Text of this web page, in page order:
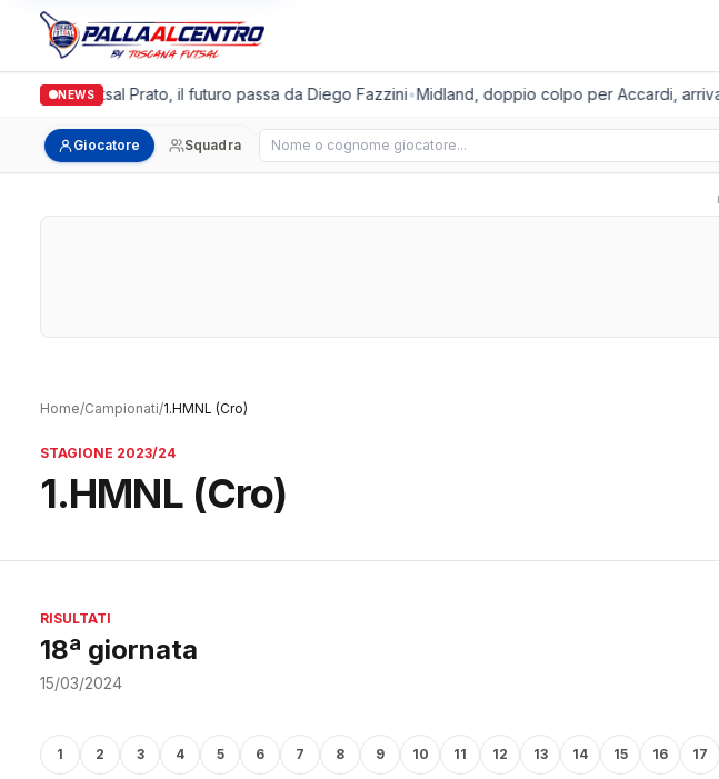
NEWS
Futsal Prato, il futuro passa da Diego Fazzini•Midland, doppio colpo per Accardi,
Giocatore Squadra Cerca giocatore
Home/Campionati/1.HMNL (Cro)
STAGIONE 2023/24
1.HMNL (Cro)
RISULTATI
18ª giornata
15/03/2024
1 2 3 4 5 6 7 8 9 10 11 12 13 14 15 16 17